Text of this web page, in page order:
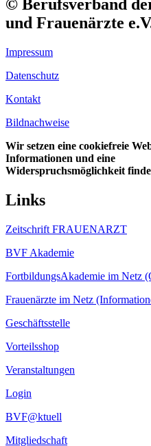
© Berufsverband
und Frauenärzte
Impressum
Datenschutz
Kontakt
Bildnachweise
Wir setzen eine cookiefreie
Informationen und eine
Widerspruchsmöglichkeit
Links
Zeitschrift FRAUENARZT
BVF Akademie
FortbildungsAkademie im Netz
Frauenärzte im Netz
Geschäftsstelle
Vorteilsshop
Veranstaltungen
Login
BVF@ktuell
Mitgliedschaft